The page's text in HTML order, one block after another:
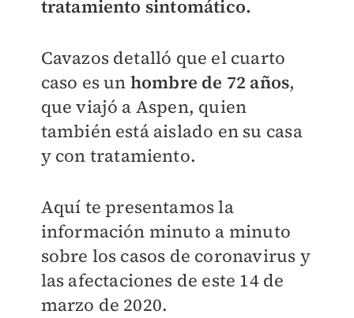
tratamiento sintomático.
Cavazos detalló que el cuarto
caso es un hombre de 72 años,
que viajó a Aspen, quien
también está aislado en su casa
y con tratamiento.
Aquí te presentamos la
información minuto a minuto
sobre los casos de coronavirus y
las afectaciones de este 14 de
marzo de 2020.